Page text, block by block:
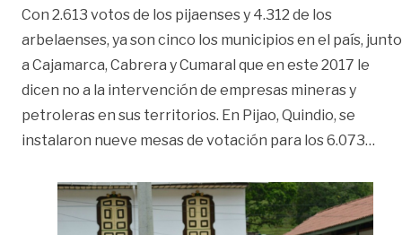
Con 2.613 votos de los pijaenses y 4.312 de los
arbelaenses, ya son cinco los municipios en el país, junto
a Cajamarca, Cabrera y Cumaral que en este 2017 le
dicen no a la intervención de empresas mineras y
petroleras en sus territorios. En Pijao, Quindio, se
instalaron nueve mesas de votación para los 6.073…